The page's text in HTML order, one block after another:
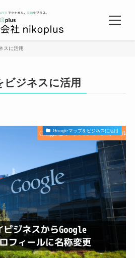
由
スに活用
ジネスに活用
Googleマップをビジネスに活用